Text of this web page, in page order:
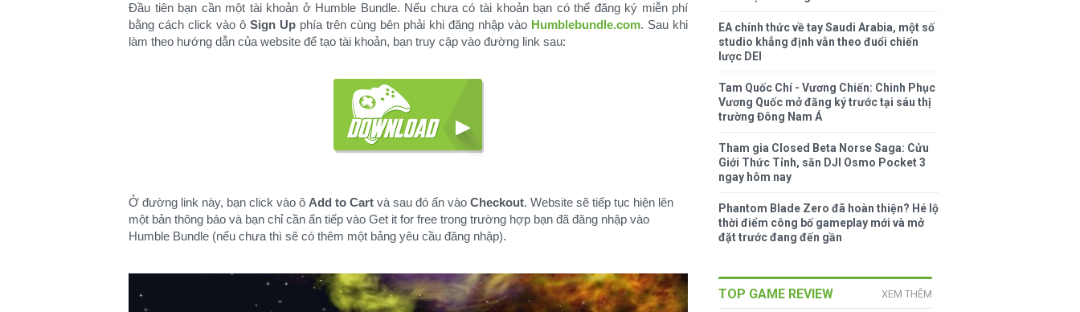
Đầu tiên bạn cần một tài khoản ở Humble Bundle. Nếu chưa có tài khoản bạn có thể đăng ký miễn phí
bằng cách click vào ôSign Up phía trên cùng bên phải khi đăng nhập vào Humblebundle.com. Sau khi
làm theo hướng dẫn của website để tạo tài khoản, bạn truy cập vào đường link sau:
Ở đường link này, bạn click vào ô Add to Cart và sau đó ấn vào Checkout. Website sẽ tiếp tục hiện lên
một bản thông báo và bạn chỉ cần ấn tiếp vào Get it for free trong trường hợp bạn đã đăng nhập vào
Humble Bundle (nếu chưa thì sẽ có thêm một bảng yêu cầu đăng nhập).
EA chính thức về tay Saudi Arabia, một số
studio khẳng định vẫn theo đuổi chiến
lược DEI
Tam Quốc Chí - Vương Chiến: Chinh Phục
Vương Quốc mở đăng ký trước tại sáu thị
trường Đông Nam Á
Tham gia Closed Beta Norse Saga: Cửu
Giới Thức Tỉnh, săn DJI Osmo Pocket 3
ngay hôm nay
Phantom Blade Zero đã hoàn thiện? Hé lộ
thời điểm công bố gameplay mới và mở
đặt trước đang đến gần
TOP GAME REVIEW XEM THÊM